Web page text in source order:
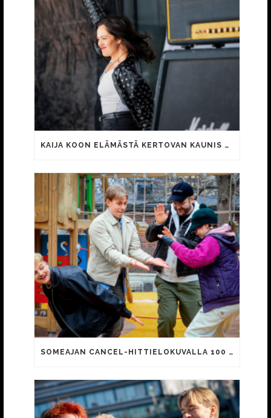
KAIJA KOON ELÄMÄSTÄ KERTOVAN KAUNIS RIETAS ONNELLINEN -ELOKUVAN TRAILER JULKI
SOMEAJAN CANCEL-HITTIELOKUVALLA 100 000 KATSOJAA!